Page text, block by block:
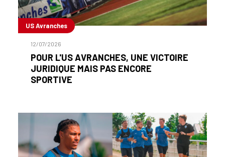
US Avranches
12/07/2026
POUR L'US AVRANCHES, UNE VICTOIRE
JURIDIQUE MAIS PAS ENCORE
SPORTIVE